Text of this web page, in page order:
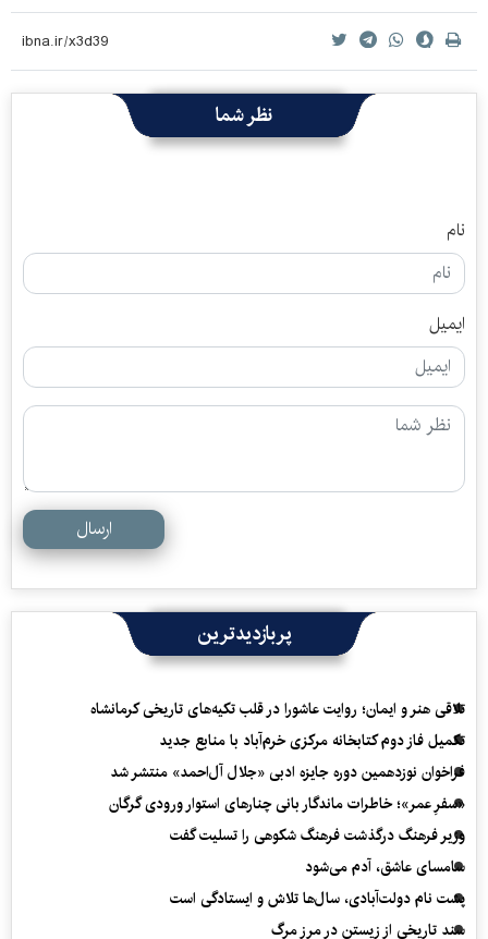
نظر شما
نام
ایمیل
ارسال
پربازدیدترین
تلاقی هنر و ایمان؛ روایت عاشورا در قلب تکیه‌های تاریخی کرمانشاه
تکمیل فاز دوم کتابخانه مرکزی خرم‌آباد با منابع جدید
فراخوان نوزدهمین دوره جایزه ادبی «جلال آل‌احمد» منتشر شد
«سفرِ عمر»؛ خاطرات ماندگار بانی چنارهای استوار ورودی گرگان
وزیر فرهنگ درگذشت فرهنگ شکوهی را تسلیت گفت
سامسای عاشق، آدم می‌شود
پشت نام دولت‌آبادی، سال‌ها تلاش و ایستادگی است
سند تاریخی از زیستن در مرز مرگ